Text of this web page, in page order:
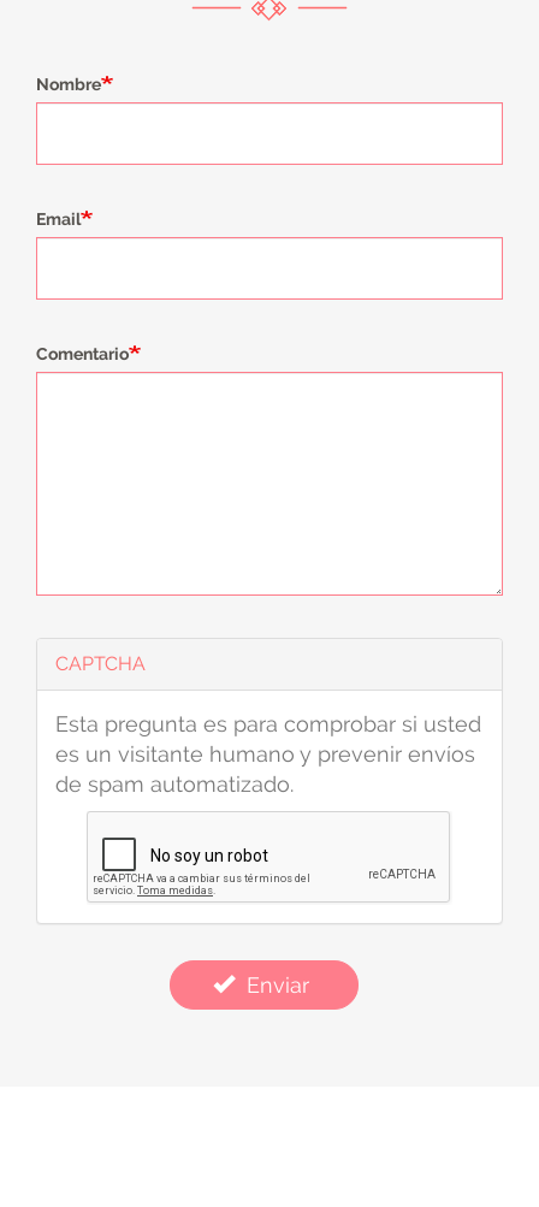
Nombre
Email
Comentario
CAPTCHA
Esta pregunta es para comprobar si usted
es un visitante humano y prevenir envíos
de spam automatizado.
Enviar